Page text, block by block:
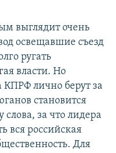
выглядит очень
освещавшие съезд
ругать
власти. Но
КПРФ лично берут за
становится
за что лидера
вся российская
Для